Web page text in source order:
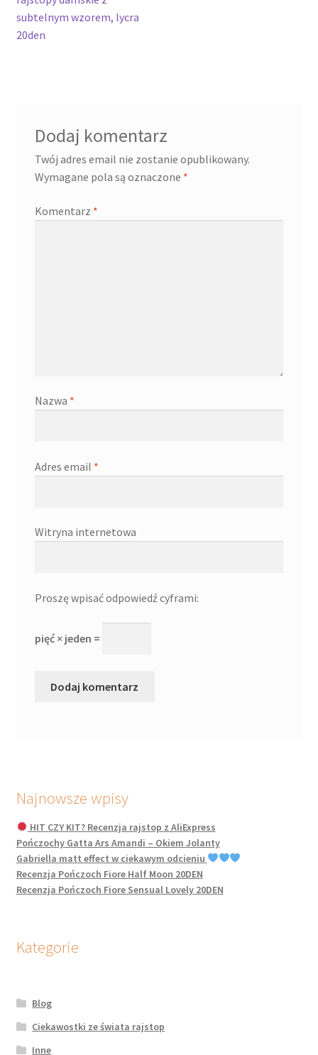
wpisu
subtelnym wzorem, lycra
20den
Dodaj komentarz
Twój adres email nie zostanie opublikowany.
Wymagane pola są oznaczone *
Komentarz *
Nazwa *
Adres email *
Witryna internetowa
Proszę wpisać odpowiedź cyframi:
pięć × jeden =
Najnowsze wpisy
HIT CZY KIT? Recenzja rajstop z AliExpress
Pończochy Gatta Ars Amandi – Okiem Jolanty
Gabriella matt effect w ciekawym odcieniu
Recenzja Pończoch Fiore Half Moon 20DEN
Recenzja Pończoch Fiore Sensual Lovely 20DEN
Kategorie
Blog
Ciekawostki ze świata rajstop
Inne